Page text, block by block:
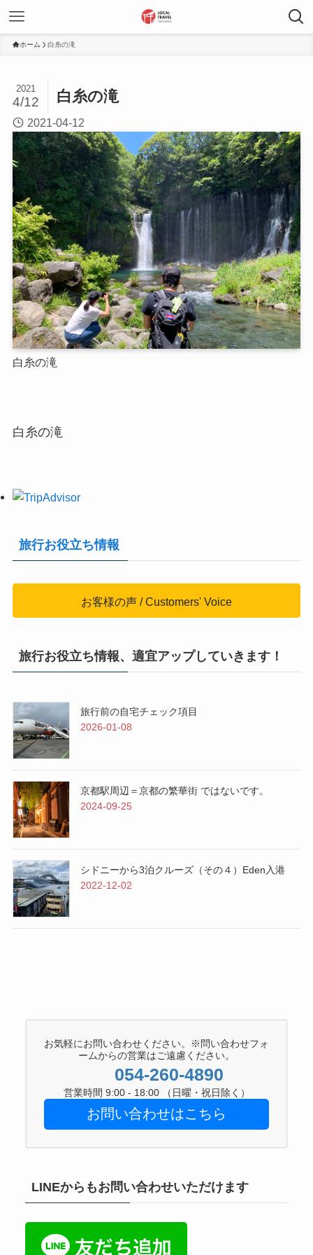
ホーム 白糸の滝
白糸の滝
2021
4/12
2021-04-12
白糸の滝
白糸の滝
旅行お役立ち情報
お客様の声 / Customers' Voice
旅行お役立ち情報、適宜アップしていきます！
旅行前の自宅チェック項目
2026-01-08
京都駅周辺＝京都の繁華街 ではないです。
2024-09-25
シドニーから3泊クルーズ（その４）Eden入港
2022-12-02
お気軽にお問い合わせください。※問い合わせフォ
ームからの営業はご遠慮ください。
054-260-4890
営業時間 9:00 - 18:00 （日曜・祝日除く）
お問い合わせはこちら
LINEからもお問い合わせいただけます